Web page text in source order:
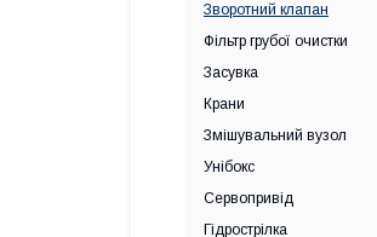
Зворотний клапан
Фільтр грубої очистки
Засувка
Крани
Змішувальний вузол
Унібокс
Сервопривід
Гідрострілка